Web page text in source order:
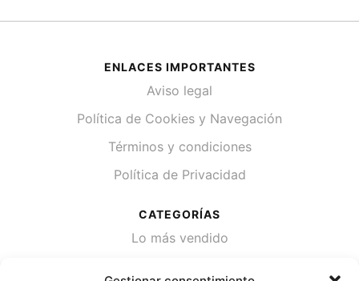
ENLACES IMPORTANTES
Aviso legal
Política de Cookies y Navegación
Términos y condiciones
Política de Privacidad
CATEGORÍAS
Lo más vendido